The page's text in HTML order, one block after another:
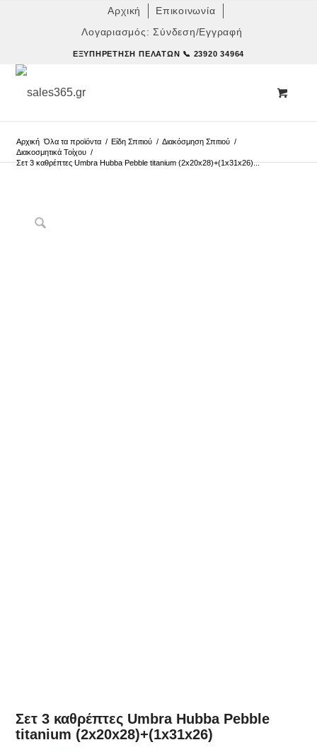
Αρχική
Επικοινωνία
Λογαριασμός: Σύνδεση/Εγγραφή
ΕΞΥΠΗΡΈΤΗΣΗ ΠΕΛΑΤΏΝ 📞 23920 34964
Αρχική Όλα τα προϊόντα / Είδη Σπιτιού / Διακόσμηση Σπιτιού /
Διακοσμητικά Τοίχου /
Σετ 3 καθρέπτες Umbra Hubba Pebble titanium (2x20x28)+(1x31x26)...
Σετ 3 καθρέπτες Umbra Hubba Pebble
titanium (2x20x28)+(1x31x26)